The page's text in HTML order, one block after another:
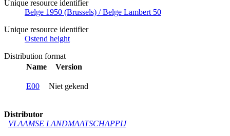
Unique resource identifier
Belge 1950 (Brussels) / Belge Lambert 50
Unique resource identifier
Ostend height
Distribution format
Name
Version
E00 Niet gekend
Distributor
VLAAMSE LANDMAATSCHAPPIJ